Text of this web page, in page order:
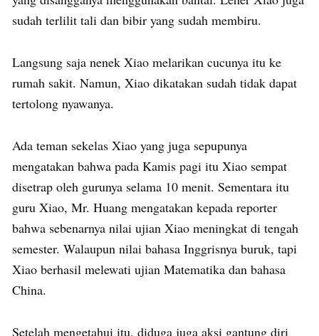
sudah terlilit tali dan bibir yang sudah membiru.
Langsung saja nenek Xiao melarikan cucunya itu ke
rumah sakit. Namun, Xiao dikatakan sudah tidak dapat
tertolong nyawanya.
Ada teman sekelas Xiao yang juga sepupunya
mengatakan bahwa pada Kamis pagi itu Xiao sempat
disetrap oleh gurunya selama 10 menit. Sementara itu
guru Xiao, Mr. Huang mengatakan kepada reporter
bahwa sebenarnya nilai ujian Xiao meningkat di tengah
semester. Walaupun nilai bahasa Inggrisnya buruk, tapi
Xiao berhasil melewati ujian Matematika dan bahasa
China.
Setelah mengetahui itu, diduga juga aksi gantung diri